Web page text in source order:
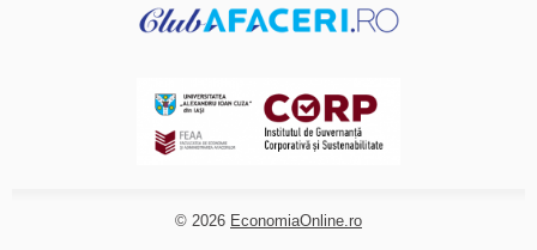
© 2026 EconomiaOnline.ro